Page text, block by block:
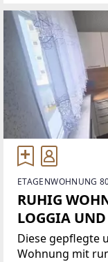
ETAGENWOHNUNG
RUHIG
LOGGIA
Diese gepflegte
Wohnung mit